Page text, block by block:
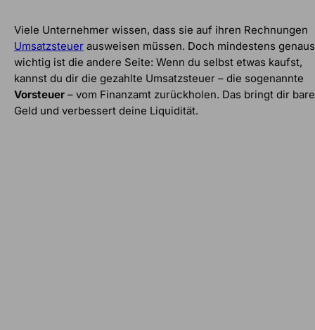
Viele Unternehmer wissen, dass sie auf ihren Rechnungen
Umsatzsteuer ausweisen müssen. Doch mindestens
wichtig ist die andere Seite: Wenn du selbst etwas kaufst,
kannst du dir die gezahlte Umsatzsteuer – die sogenannte
Vorsteuer – vom Finanzamt zurückholen. Das bringt dir
Geld und verbessert deine Liquidität.